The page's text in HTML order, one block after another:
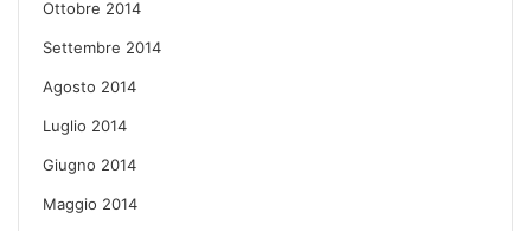
Ottobre 2014
Settembre 2014
Agosto 2014
Luglio 2014
Giugno 2014
Maggio 2014